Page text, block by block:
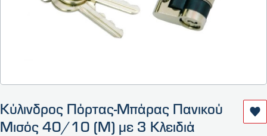
Κύλινδρος Πόρτας-Μπάρας Πανικού
Μισός 40/10 (M) με 3 Κλειδιά